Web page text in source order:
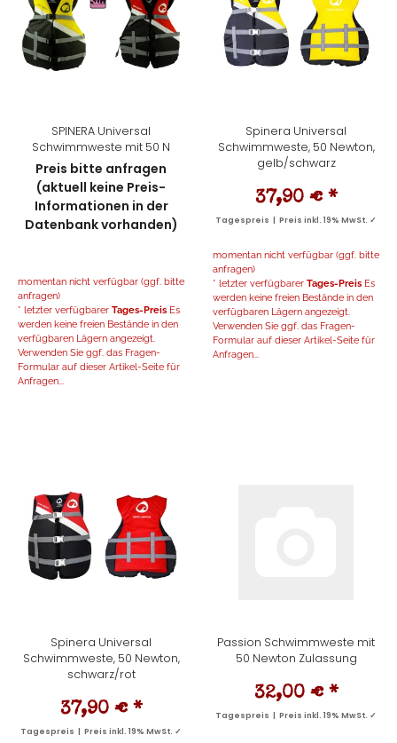
SPINERA Universal
Schwimmweste mit 50 N
Preis bitte anfragen
(aktuell keine Preis-
Informationen in der
Datenbank vorhanden)
momentan nicht verfügbar (ggf. bitte
anfragen)
* letzter verfügbarer Tages-Preis Es
werden keine freien Bestände in den
verfügbaren Lägern angezeigt.
Verwenden Sie ggf. das Fragen-
Formular auf dieser Artikel-Seite für
Anfragen...
Spinera Universal
Schwimmweste, 50 Newton,
gelb/schwarz
37,90 € *
Tagespreis | Preis inkl. 19% MwSt. ✓
momentan nicht verfügbar (ggf. bitte
anfragen)
* letzter verfügbarer Tages-Preis Es
werden keine freien Bestände in den
verfügbaren Lägern angezeigt.
Verwenden Sie ggf. das Fragen-
Formular auf dieser Artikel-Seite für
Anfragen...
Spinera Universal
Schwimmweste, 50 Newton,
schwarz/rot
37,90 € *
Tagespreis | Preis inkl. 19% MwSt. ✓
Passion Schwimmweste mit
50 Newton Zulassung
32,00 € *
Tagespreis | Preis inkl. 19% MwSt. ✓